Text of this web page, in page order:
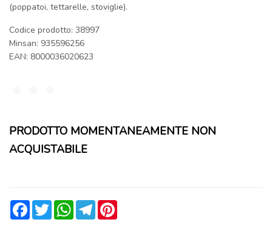
(poppatoi, tettarelle, stoviglie).
Codice prodotto: 38997
Minsan: 935596256
EAN: 8000036020623
PRODOTTO MOMENTANEAMENTE NON
ACQUISTABILE
FacebookTwitter WhatsApp
Telegram